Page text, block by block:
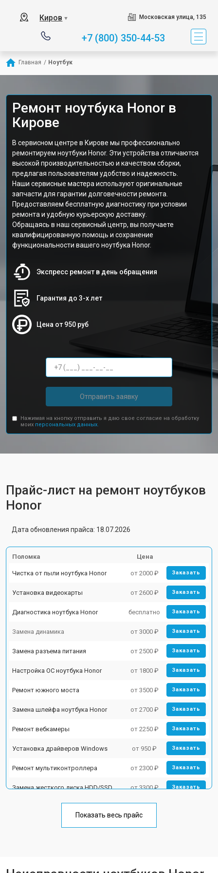
Киров ▼ Московская улица, 135
+7 (800) 350-44-53
Главная / Ноутбук
Ремонт ноутбука Honor в
Кирове
В сервисном центре в Кирове мы профессионально
ремонтируем ноутбуки Honor. Эти устройства отличаются
высокой производительностью и качеством сборки,
предлагая пользователям удобство и надежность.
Наши сервисные мастера используют оригинальные
запчасти для гарантии долговечности ремонта.
Предоставляем бесплатную диагностику при условии
ремонта и удобную курьерскую доставку.
Обращаясь в наш сервисный центр, вы получаете
квалифицированную помощь и сохранение
функциональности вашего ноутбука Honor.
Экспресс ремонт в день обращения
Гарантия до 3-х лет
Цена от 950 руб
Отправить заявку
Нажимая на кнопку отправить я даю свое согласие на обработку
моих персональных данных.
Прайс-лист на ремонт ноутбуков
Honor
Дата обновления прайса: 18.07.2026
Поломка Цена
Чистка от пыли ноутбука Honor от 2000 ₽ Заказать
Установка видеокарты от 2600 ₽ Заказать
Диагностика ноутбука Honor бесплатно Заказать
Замена динамика от 3000 ₽ Заказать
Замена разъема питания от 2500 ₽ Заказать
Настройка ОС ноутбука Honor от 1800 ₽ Заказать
Ремонт южного моста от 3500 ₽ Заказать
Замена шлейфа ноутбука Honor от 2700 ₽ Заказать
Ремонт вебкамеры от 2250 ₽ Заказать
Установка драйверов Windows от 950 ₽ Заказать
Ремонт мультиконтроллера от 2300 ₽ Заказать
Замена жесткого диска HDD/SSD от 3300 ₽ Заказать
Замена тачпада ноутбука Honor от 1500 ₽
Показать весь прайс